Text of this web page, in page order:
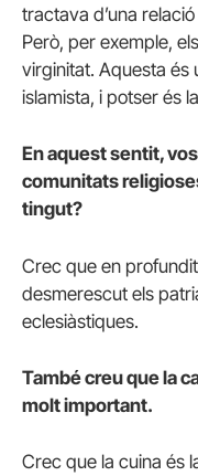
tractava d’una
Però, per exemple,
virginitat. Aquesta és
islamista, i potser és
En aquest sentit,
comunitats
tingut?
Crec que en
desmerescut els
eclesiàstiques.
També creu que la
molt important.
Crec que la cuina és